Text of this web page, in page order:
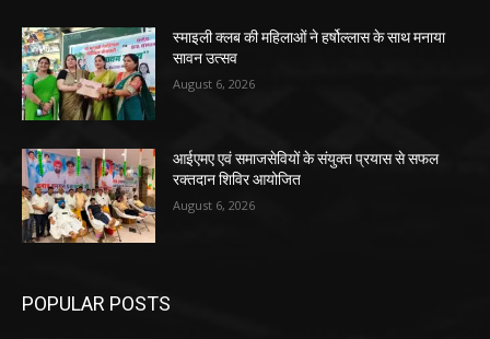
स्माइली क्लब की महिलाओं ने हर्षोल्लास के साथ मनाया
सावन उत्सव
August 6, 2026
आईएमए एवं समाजसेवियों के संयुक्त प्रयास से सफल
रक्तदान शिविर आयोजित
August 6, 2026
POPULAR POSTS